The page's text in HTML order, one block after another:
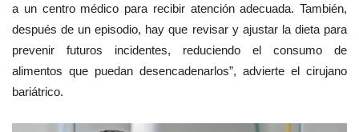
a un centro médico para recibir atención adecuada. También,
después de un episodio, hay que revisar y ajustar la dieta para
prevenir futuros incidentes, reduciendo el consumo de
alimentos que puedan desencadenarlos”, advierte el cirujano
bariátrico.